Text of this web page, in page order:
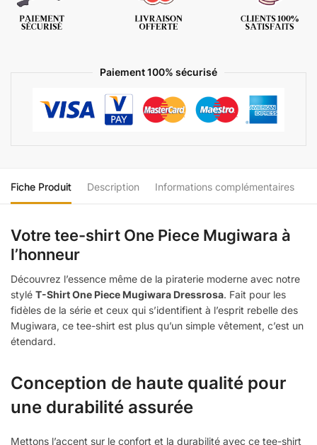
Paiement 100% sécurisé
Fiche Produit Description Informations complémentaires
Votre tee-shirt One Piece Mugiwara à
l’honneur
Découvrez l’essence même de la piraterie moderne avec notre
stylé T-Shirt One Piece Mugiwara Dressrosa. Fait pour les
fidèles de la série et ceux qui s’identifient à l’esprit rebelle des
Mugiwara, ce tee-shirt est plus qu’un simple vêtement, c’est un
étendard.
Conception de haute qualité pour
une durabilité assurée
Mettons l’accent sur le confort et la durabilité avec ce tee-shirt